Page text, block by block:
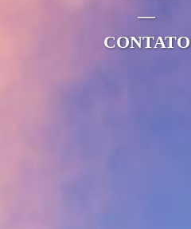
—
CONTATO